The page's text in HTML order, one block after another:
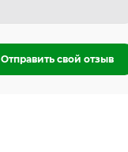
Отправить свой отзыв